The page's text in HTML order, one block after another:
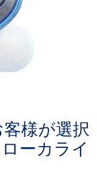
様が選択
ーカライ